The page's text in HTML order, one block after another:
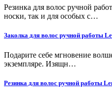
Резинка для волос ручной
носки, так и для особых с…
Заколка для волос ручной работы
Подарите себе мгновение
экземпляре. Изящн…
Резинка для волос ручной работы